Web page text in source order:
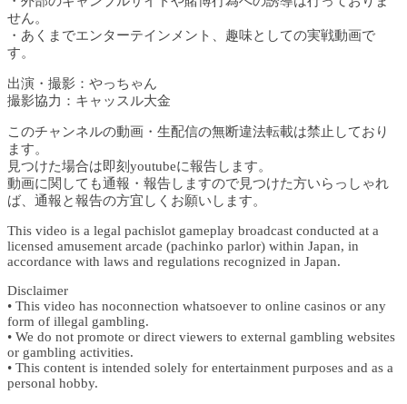
せん。
・あくまでエンターテインメント、趣味としての実戦動画で
す。
出演・撮影：やっちゃん
撮影協力：キャッスル大金
このチャンネルの動画・生配信の無断違法転載は禁止しており
ます。
見つけた場合は即刻youtubeに報告します。
動画に関しても通報・報告しますので見つけた方いらっしゃれ
ば、通報と報告の方宜しくお願いします。
This video is a legal pachislot gameplay broadcast conducted at a
licensed amusement arcade (pachinko parlor) within Japan, in
accordance with laws and regulations recognized in Japan.
Disclaimer
• This video has noconnection whatsoever to online casinos or any
form of illegal gambling.
• We do not promote or direct viewers to external gambling websites
or gambling activities.
• This content is intended solely for entertainment purposes and as a
personal hobby.